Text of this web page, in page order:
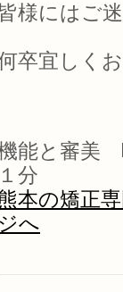
皆様にはご
卒宜しく
能と審美
１分
本の矯正
ジへ